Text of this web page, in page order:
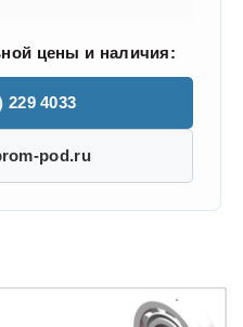
цены и наличия:
229 4033
pod.ru